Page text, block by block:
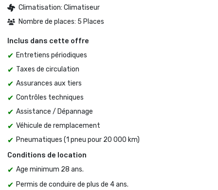
Climatisation: Climatiseur
Nombre de places: 5 Places
Inclus dans cette offre
Entretiens périodiques
Taxes de circulation
Assurances aux tiers
Contrôles techniques
Assistance / Dépannage
Véhicule de remplacement
Pneumatiques (1 pneu pour 20 000 km)
Conditions de location
Age minimum 28 ans.
Permis de conduire de plus de 4 ans.